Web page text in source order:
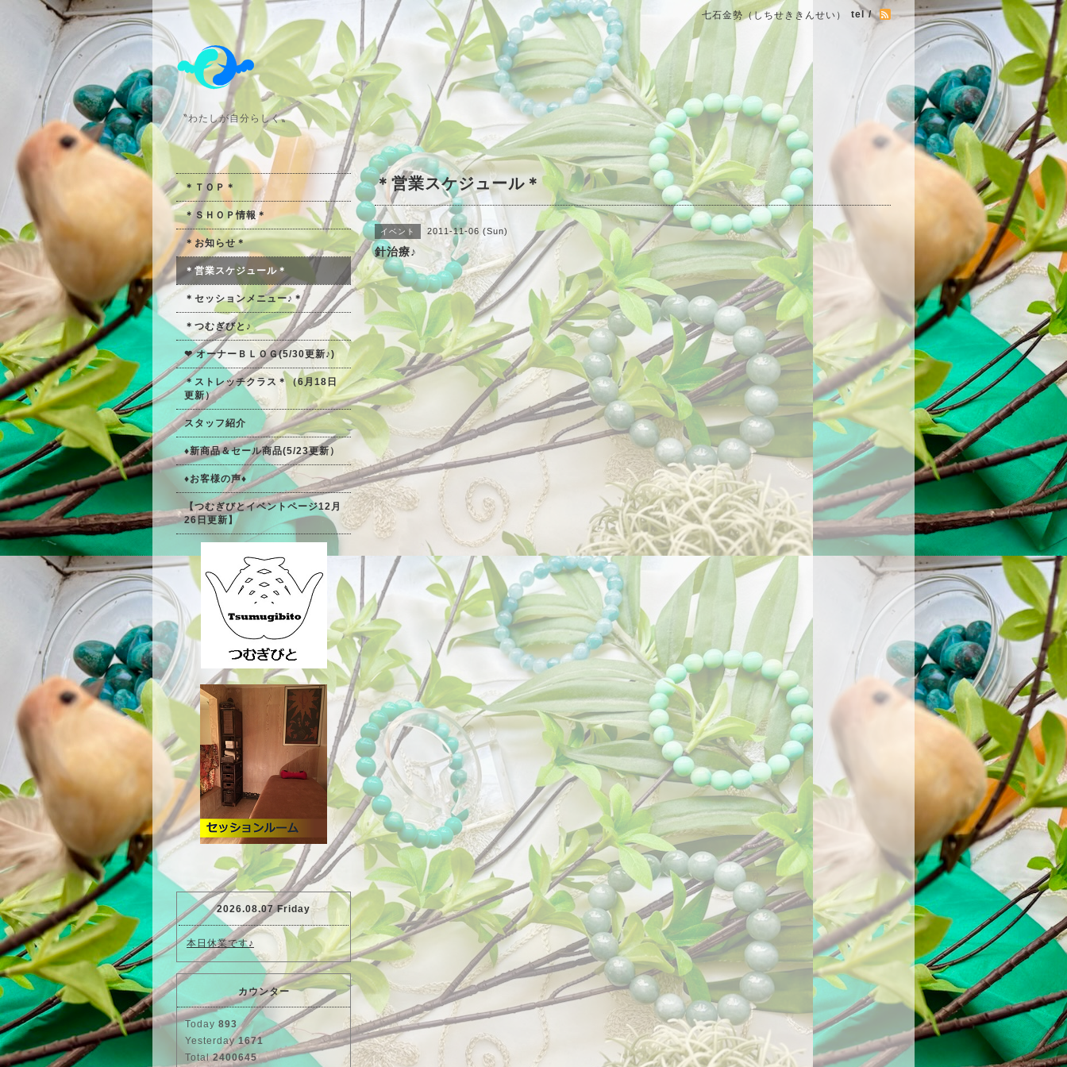
七石金勢（しちせききんせい） tel /
〝わたしが自分らしく〟
＊営業スケジュール＊
イベント 2011-11-06 (Sun)
針治療♪
＊ＴＯＰ＊
＊ＳＨＯＰ情報＊
＊お知らせ＊
＊営業スケジュール＊
＊セッションメニュー♪＊
＊つむぎびと♪
❤ オーナーＢＬＯＧ(5/30更新♪)
＊ストレッチクラス＊（6月18日
更新）
スタッフ紹介
♦新商品＆セール商品(5/23更新）
♦お客様の声♦
【つむぎびとイベントページ12月
26日更新】
2026.08.07 Friday
本日休業です♪
カウンター
Today 893
Yesterday1671
Total2400645